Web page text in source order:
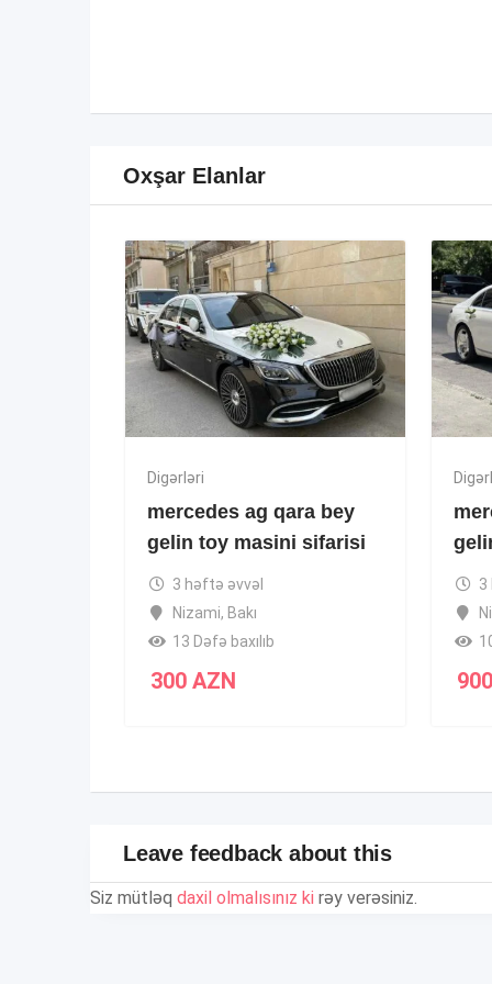
Oxşar Elanlar
Digərləri
mercedes ag qara bey
gelin toy masini sifarisi
3 həftə əvvəl
Nizami, Bakı
13 Dəfə baxılıb
300 AZN
3
Leave feedback about this
Siz mütləq daxil olmalısınız ki rəy verəsiniz.